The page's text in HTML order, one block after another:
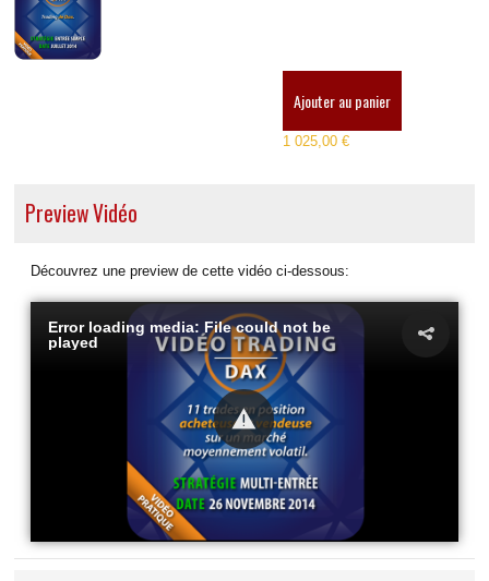
Ajouter au panier
1 025,00 €
Preview Vidéo
Découvrez une preview de cette vidéo ci-dessous:
Error loading media: File could not be
played